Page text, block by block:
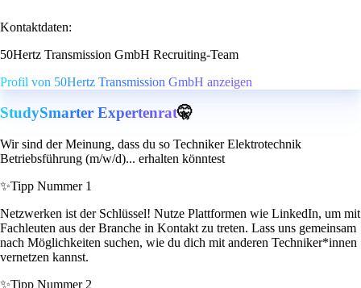
Kontaktdaten:
50Hertz Transmission GmbH Recruiting-Team
Profil von 50Hertz Transmission GmbH anzeigen
StudySmarter Expertenrat🤫
Wir sind der Meinung, dass du so Techniker Elektrotechnik
Betriebsführung (m/w/d)... erhalten könntest
✨Tipp Nummer 1
Netzwerken ist der Schlüssel! Nutze Plattformen wie LinkedIn, um mit
Fachleuten aus der Branche in Kontakt zu treten. Lass uns gemeinsam
nach Möglichkeiten suchen, wie du dich mit anderen Techniker*innen
vernetzen kannst.
✨Tipp Nummer 2